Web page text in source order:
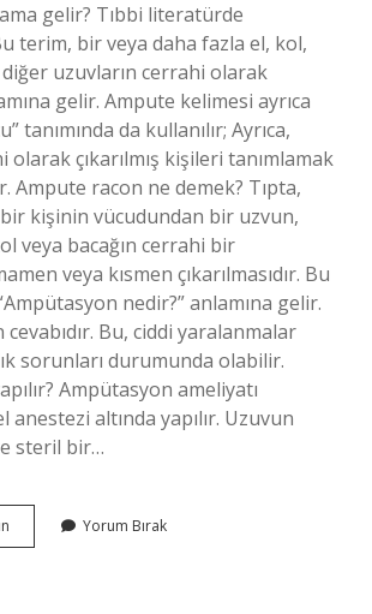
gelir? Tıbbi literatürde
terim, bir veya daha fazla el, kol,
uzuvların cerrahi olarak
gelir. Ampute kelimesi ayrıca
tanımında da kullanılır; Ayrıca,
olarak çıkarılmış kişileri tanımlamak
Ampute racon ne demek? Tıpta,
kişinin vücudundan bir uzvun,
veya bacağın cerrahi bir
veya kısmen çıkarılmasıdır. Bu
nedir?” anlamına gelir.
Bu, ciddi yaralanmalar
sorunları durumunda olabilir.
Ampütasyon ameliyatı
altında yapılır. Uzuvun
steril bir…
Ampute
Ne
Yorum Bırak